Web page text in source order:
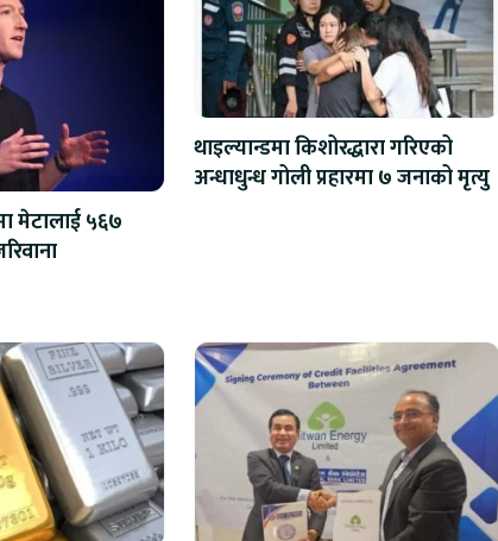
मेटालाई ५६७
डलरको जरिवाना
थाइल्यान्डमा किशोरद्धारा गरिएको
अन्धाधुन्ध गोली प्रहारमा ७ जनाको मृत्यु